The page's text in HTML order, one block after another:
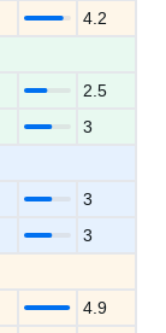
4.2
2.5
3
3
3
4.9